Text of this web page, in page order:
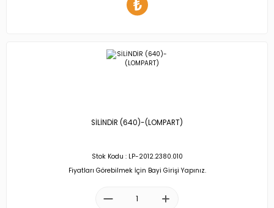
SİLİNDİR (640)-(LOMPART)
Stok Kodu : LP-2012.2380.010
Fiyatları Görebilmek İçin Bayi Girişi Yapınız.